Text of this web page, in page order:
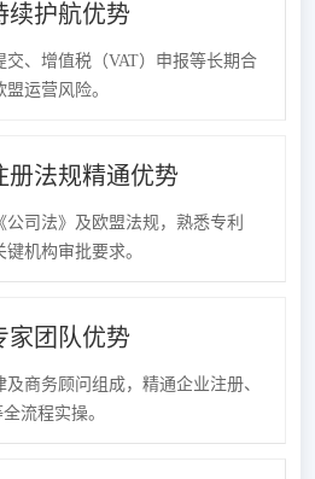
续护航优势
交、增值税（VAT）申报等长期合
运营风险。
册法规精通优势
公司法》及欧盟法规，熟悉专利
机构审批要求。
家团队优势
商务顾问组成，精通企业注册、
流程实操。